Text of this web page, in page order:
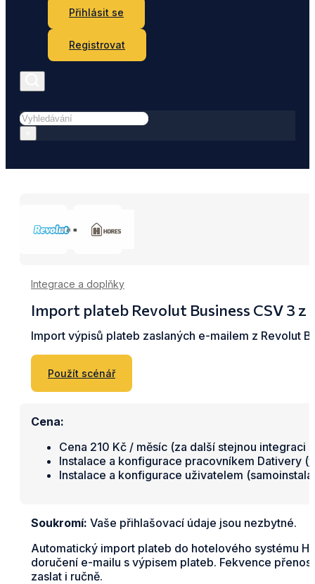
Přihlásit se
Registrovat
Hledat
Integrace a doplňky
Import plateb Revolut Business CSV 3 z
Import výpisů plateb zaslaných e-mailem z Revolut
Použít scénář
Cena:
Cena 210 Kč / měsíc (za další stejnou integraci
Instalace a konfigurace pracovníkem Dativery (
Instalace a konfigurace uživatelem
Soukromí: Vaše přihlašovací údaje jsou nezbytné.
Automatický import plateb do hotelového systému
doručení e-mailu s výpisem plateb. Fekvence
zaslat i ručně.